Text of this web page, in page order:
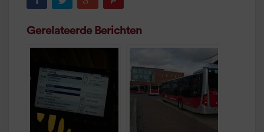
Gerelateerde Berichten